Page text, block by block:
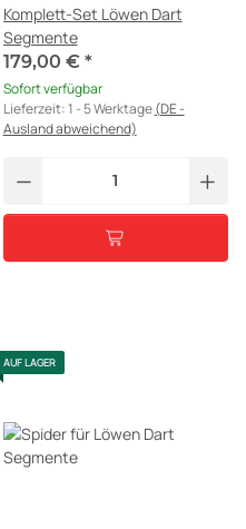
Komplett-Set Löwen Dart
Segmente
179,00 € *
Sofort verfügbar
Lieferzeit:1 - 5 Werktage(DE -
Ausland abweichend)
AUF LAGER